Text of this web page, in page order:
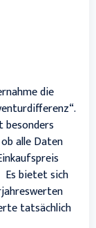
die
alle Daten
bietet sich
tatsächlich